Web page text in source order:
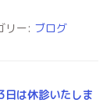
リー: ブログ
は休診いたしま